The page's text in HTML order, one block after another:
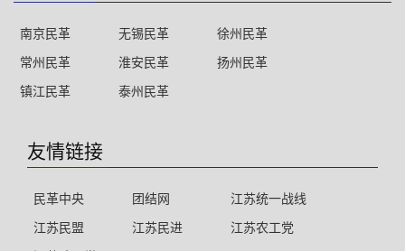
南京民革 无锡民革
徐州民革
常州民革
淮安民革
扬州民革
镇江民革
泰州民革
友情链接
民革中央 团结网
江苏统一战线
江苏民盟
江苏民进
江苏农工党